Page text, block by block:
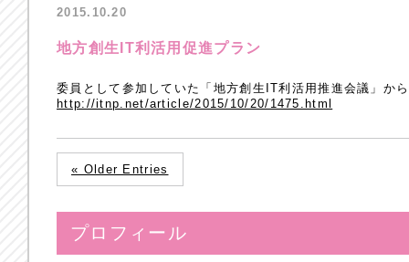
2015.10.20
地方創生IT利活用促進プラン
委員として参加していた「地方創生IT利活用推進会議」か
http://itnp.net/article/2015/10/20/1475.html
« Older Entries
プロフィール